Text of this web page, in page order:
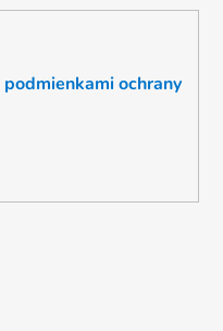
podmienkami ochrany